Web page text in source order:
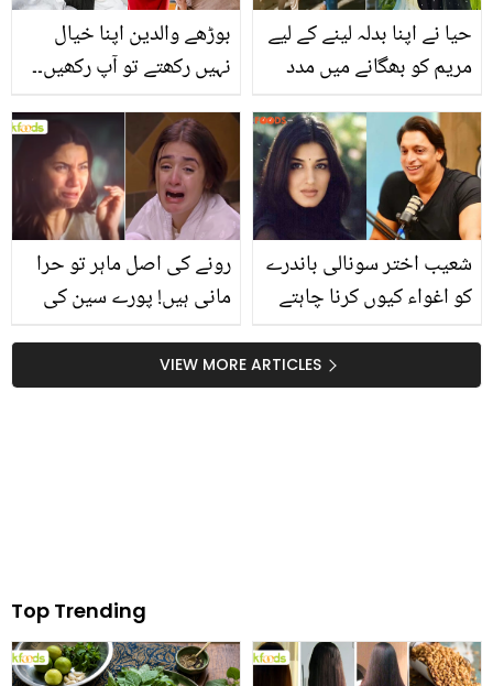
بوڑھے والدین اپنا خیال
نہیں رکھتے تو آپ رکھیں۔۔
ماں باپ کا خیال کیسے
رکھیں؟ مفید مشورے
حیا نے اپنا بدلہ لینے کے لیے
مریم کو بھگانے میں مدد
حیا کی چالاکیاں کو بھارتی
مداح بھی تنقید کا نشانہ
بنانے لگے
رونے کی اصل ماہر تو حرا
مانی ہیں! پورے سین کی
کی اداکاری پر اتنی تنقید
کیوں؟
شعیب اختر سونالی باندرے
کو اغواء کیوں کرنا چاہتے
حیران کن حقیقت سامنے
آگئی، آخر دونوں میں کیا
VIEW MORE ARTICLES
Top Trending